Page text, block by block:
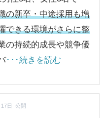
の新卒・中途採用も増
できる環境がさらに整
の持続的成長や競争優
･･･続きを読む
17日 公開